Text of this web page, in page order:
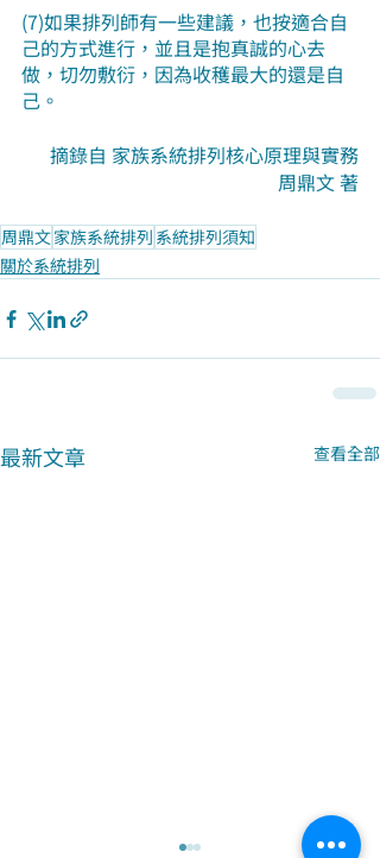
(7)如果排列師有一些建議，也按適合自
己的方式進行，並且是抱真誠的心去
做，切勿敷衍，因為收穫最大的還是自
己。
摘錄自 家族系統排列核心原理與實務
周鼎文 著
周鼎文家族系統排列 系統排列須知
關於系統排列
最新文章 查看全部